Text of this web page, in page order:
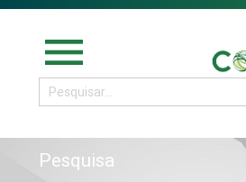
menu
Pesquisa